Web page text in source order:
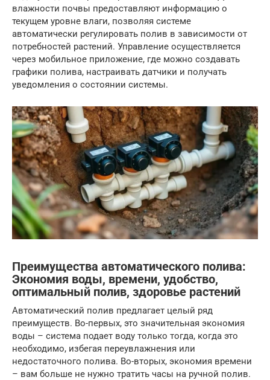
влажности почвы предоставляют информацию о
текущем уровне влаги, позволяя системе
автоматически регулировать полив в зависимости от
потребностей растений. Управление осуществляется
через мобильное приложение, где можно создавать
графики полива, настраивать датчики и получать
уведомления о состоянии системы.
Преимущества автоматического полива:
Экономия воды, времени, удобство,
оптимальный полив, здоровье растений
Автоматический полив предлагает целый ряд
преимуществ. Во-первых, это значительная экономия
воды – система подает воду только тогда, когда это
необходимо, избегая переувлажнения или
недостаточного полива. Во-вторых, экономия времени
– вам больше не нужно тратить часы на ручной полив.